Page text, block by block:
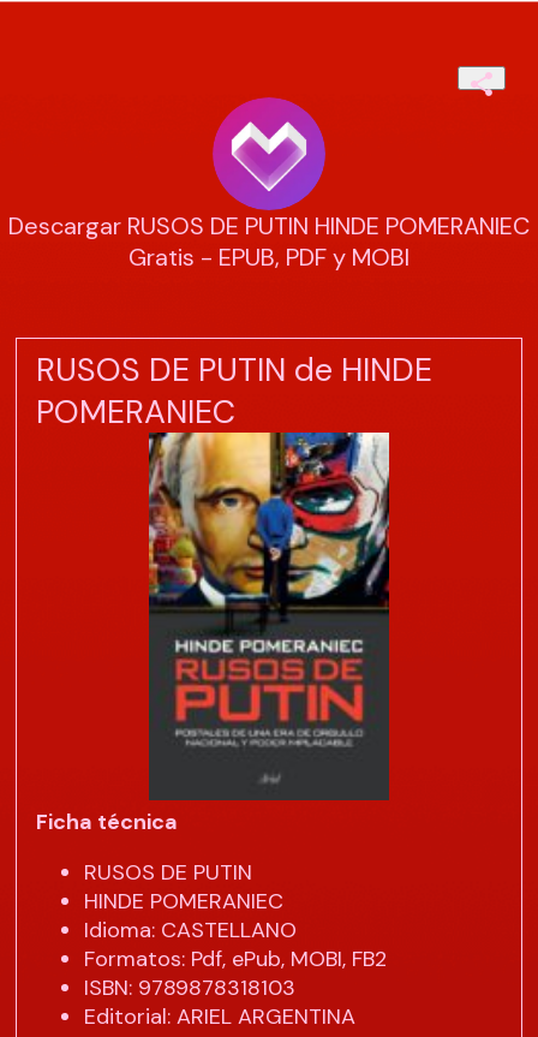
Descargar RUSOS DE PUTIN HINDE POMERANIEC
Gratis - EPUB, PDF y MOBI
RUSOS DE PUTIN de HINDE
POMERANIEC
Ficha técnica
RUSOS DE PUTIN
HINDE POMERANIEC
Idioma: CASTELLANO
Formatos: Pdf, ePub, MOBI, FB2
ISBN: 9789878318103
Editorial: ARIEL ARGENTINA